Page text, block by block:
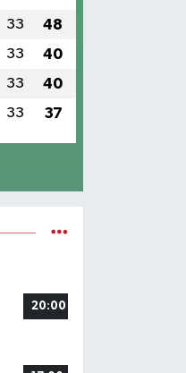
33 48
33 40
33 40
33 37
20:00